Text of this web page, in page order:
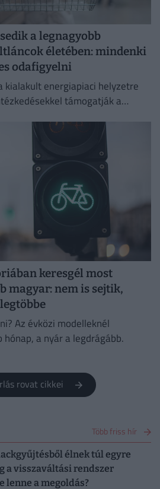
a legnagyobb
életében: mindenki
odafigyelni
kialakult energiapiaci helyzetre
támogatják a
keresgél most
magyar: nem is sejtik,
Az évközi modelleknél
a nyár a legdrágább.
rovat cikkei
Több friss hír
élnek túl egyre
a visszaváltási rendszer
lenne a megoldás?